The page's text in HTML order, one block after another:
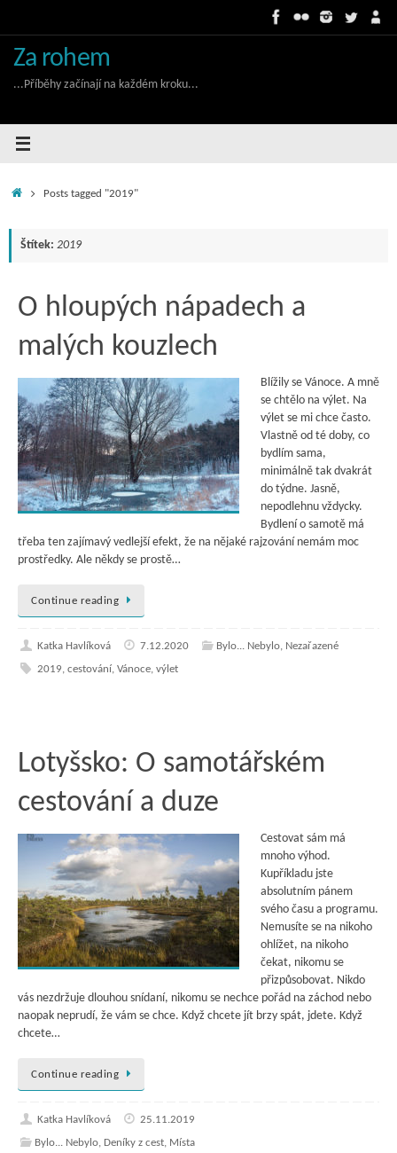
Za rohem
...Příběhy začínají na každém kroku...
HomePosts tagged "2019"
Štítek: 2019
O hloupých nápadech a
malých kouzlech
Blížily se Vánoce. A mně
se chtělo na výlet. Na
výlet se mi chce často.
Vlastně od té doby, co
bydlím sama,
minimálně tak dvakrát
do týdne. Jasně,
nepodlehnu vždycky.
Bydlení o samotě má
třeba ten zajímavý vedlejší efekt, že na nějaké rajzování nemám moc
prostředky. Ale někdy se prostě…
Continue reading
Katka Havlíková 7.12.2020 Bylo... Nebylo, Nezařazené
2019, cestování, Vánoce, výlet
Lotyšsko: O samotářském
cestování a duze
Cestovat sám má
mnoho výhod.
Kupříkladu jste
absolutním pánem
svého času a programu.
Nemusíte se na nikoho
ohlížet, na nikoho
čekat, nikomu se
přizpůsobovat. Nikdo
vás nezdržuje dlouhou snídaní, nikomu se nechce pořád na záchod nebo
naopak neprudí, že vám se chce. Když chcete jít brzy spát, jdete. Když
chcete…
Continue reading
Katka Havlíková
25.11.2019
Bylo... Nebylo, Deníky z cest, Místa